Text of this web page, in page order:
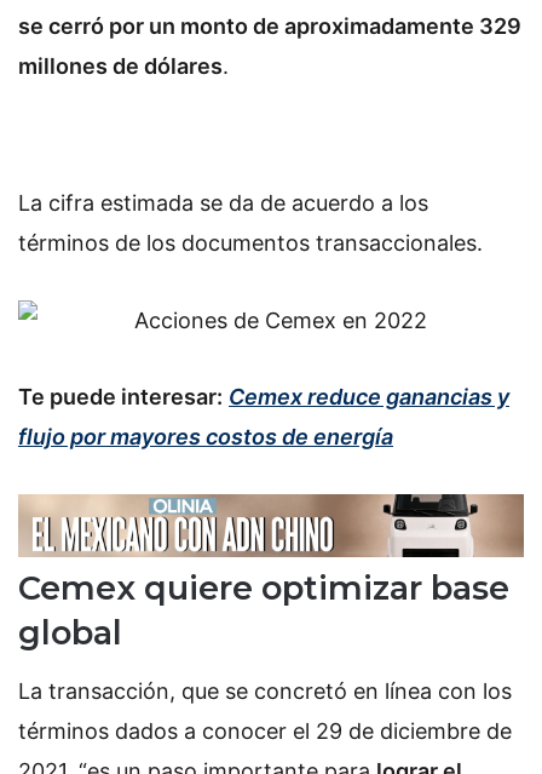
se cerró por un monto de aproximadamente 329
millones de dólares.
La cifra estimada se da de acuerdo a los
términos de los documentos transaccionales.
Te puede interesar: Cemex reduce ganancias y
flujo por mayores costos de energía
Cemex quiere optimizar base
global
La transacción, que se concretó en línea con los
términos dados a conocer el 29 de diciembre de